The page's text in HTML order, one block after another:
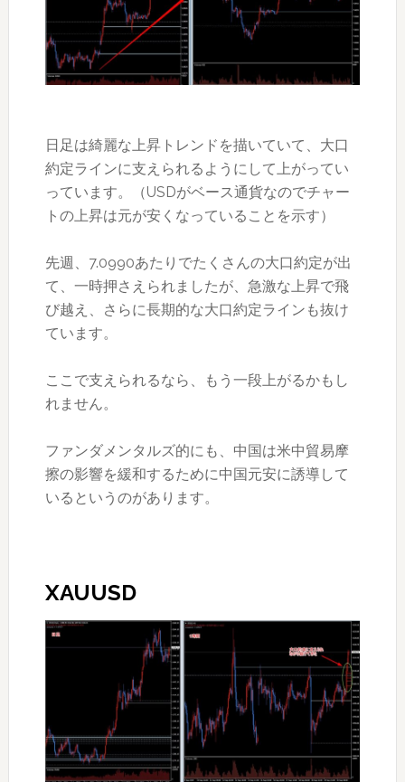
日足は綺麗な上昇トレンドを描いていて、大口
約定ラインに支えられるようにして上がってい
っています。（USDがベース通貨なのでチャー
トの上昇は元が安くなっていることを示す）
先週、7.0990あたりでたくさんの大口約定が出
て、一時押さえられましたが、急激な上昇で飛
び越え、さらに長期的な大口約定ラインも抜け
ています。
ここで支えられるなら、もう一段上がるかもし
れません。
ファンダメンタルズ的にも、中国は米中貿易摩
擦の影響を緩和するために中国元安に誘導して
いるというのがあります。
XAUUSD